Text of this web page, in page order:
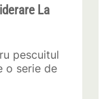
La
pescuitul
o serie de